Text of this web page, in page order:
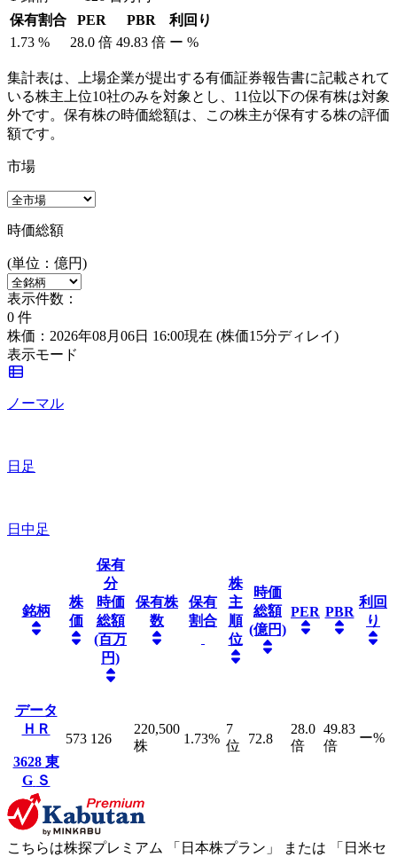
保有割合
PER PBR
利回り
1.73 % 28.0 倍 49.83 倍 ー %
集計表は、上場企業が提出する有価証券報告書に記載されて
いる株主上位10社のみを対象とし、11位以下の保有株は対象
外です。保有株の時価総額は、この株主が保有する株の評価
額です。
市場
時価総額
(単位：億円)
表示件数：
0 件
株価：2026年08月06日 16:00現在 (株価15分ディレイ)
表示モード
ノーマル
日足
日中足
銘柄
株
価
保有
分
時価
総額
(百万
円)
保有株
数
保有
割合
株
主
順
位
時価
総額
(億円)
PER PBR
利回
り
データ
ＨＲ
3628 東
G Ｓ
573 126
220,500
株
1.73%
7
位
72.8
28.0
倍
49.83
倍
ー%
こちらは株探プレミアム 「 日本株プラン 」 または 「 日米セ